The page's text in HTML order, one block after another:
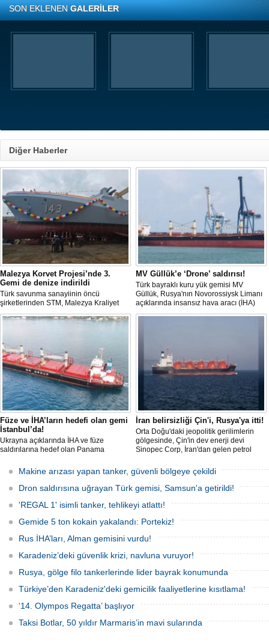
SON EKLENENGALERİLER
Diğer Haberler
Malezya Korvet Projesi’nde 3.
Gemi de denize indirildi
Türk savunma sanayiinin öncü
şirketlerinden STM, Malezya Kraliyet
Donanması için inşa ettiği üç korvetlik
projede son gemiyi de denize indirdi.
MV Güllük’e ‘Drone’ saldırısı!
Türk bayraklı kuru yük gemisi MV
Güllük, Rusya'nın Novorossiysk Limanı
açıklarında insansız hava aracı (İHA)
saldırısına uğradı.
Füze ve İHA’ların hedefi olan gemi
İstanbul’da!
Ukrayna açıklarında İHA ve füze
saldırılarına hedef olan Panama
Zehma’, hasarlı şekilde İstanbul
Boğazı’ndan geçişini tamamladı.
İran belirsizliği Çin'i, Rusya'ya itti!
Orta Doğu'daki jeopolitik gerilimlerin
gölgesinde, Çin'in dev enerji devi
Sinopec Corp, İran'dan gelen petrol
rotasını Rusya'ya çevirdi. Dünyanın en
büyük rafine şirketlerinden biri olan
Sinopec, İran'la yaşanan 'savaş'
bahanesiyle daralan arzı telafi etmek
için Uzak Doğu Rus petrolüne
Makine arızası yapan tanker, güvenli bölgeye çekildi
Dron saldırısına uğrayan Türk gemisi, Samsun'a getirildi!
'REGAL 1' isimli tanker, tehlikeyi atlattı!
Gemide 5 ton kokain yakalandı: Portekiz!
Rus İHA’ları, Alman gemisini vurdu!
Karadeniz’deki güvenlik krizi, navluna vuruyor!
Rusya, gölge filo tankerlerinde lider bayrak konumunda
Türkiye’den Karadeniz'deki gemicilik faaliyetlerine kısıtlama!
‘14. Olympos Regatta’ başlıyor
Taksi Botlar, 50 yıldır Marmaris’in mavi sularında